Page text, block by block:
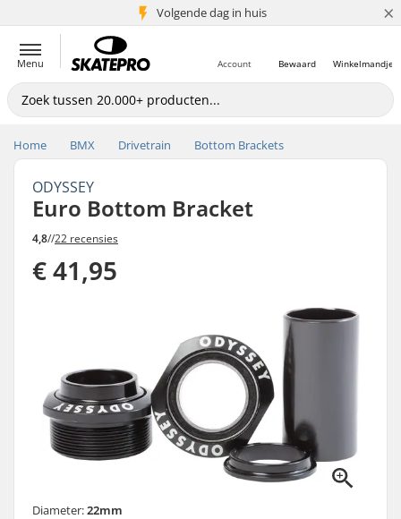
Volgende dag in huis
5+ mln. klanten ×
Menu Winkelmandje
Bewaard
Account
Home BMX Drivetrain Bottom Brackets
ODYSSEY
Euro Bottom Bracket
4,8//22 recensies
€ 41,95
Diameter:22mm